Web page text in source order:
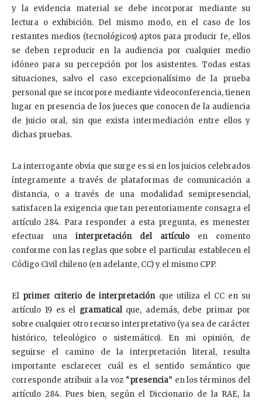
y la evidencia material se debe incorporar mediante su
lectura o exhibición. Del mismo modo, en el caso de los
restantes medios (tecnológicos) aptos para producir fe, ellos
se deben reproducir en la audiencia por cualquier medio
idóneo para su percepción por los asistentes. Todas estas
situaciones, salvo el caso excepcionalísimo de la prueba
personal que se incorpore mediante videoconferencia, tienen
lugar en presencia de los jueces que conocen de la audiencia
de juicio oral, sin que exista intermediación entre ellos y
dichas pruebas.
La interrogante obvia que surge es si en los juicios celebrados
íntegramente a través de plataformas de comunicación a
distancia, o a través de una modalidad semipresencial,
satisfacen la exigencia que tan perentoriamente consagra el
artículo 284. Para responder a esta pregunta, es menester
efectuar una interpretación del artículo en comento
conforme con las reglas que sobre el particular establecen el
Código Civil chileno (en adelante, CC) y el mismo CPP.
El primer criterio de interpretaciónque utiliza el CC en su
artículo 19 es el gramaticalque, además, debe primar por
sobre cualquier otro recurso interpretativo (ya sea de carácter
histórico, teleológico o sistemático). En mi opinión, de
seguirse el camino de la interpretación literal, resulta
importante esclarecer cuál es el sentido semántico que
corresponde atribuir a la voz “presencia” en los términos del
artículo 284. Pues bien, según el Diccionario de la RAE, la